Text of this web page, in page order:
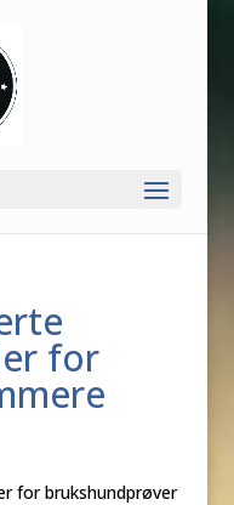
for
for brukshundprøver